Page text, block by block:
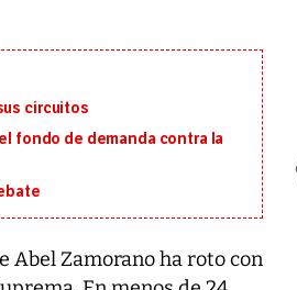
circuitos
fondo de demanda contra la
Abel Zamorano ha roto con